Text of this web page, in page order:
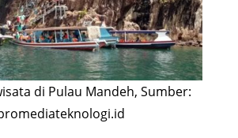
di Pulau Mandeh, Sumber: